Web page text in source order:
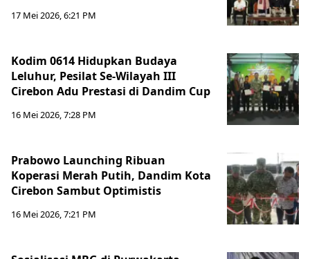
17 Mei 2026, 6:21 PM
Kodim 0614 Hidupkan Budaya
Leluhur, Pesilat Se-Wilayah III
Cirebon Adu Prestasi di Dandim Cup
16 Mei 2026, 7:28 PM
Prabowo Launching Ribuan
Koperasi Merah Putih, Dandim Kota
Cirebon Sambut Optimistis
16 Mei 2026, 7:21 PM